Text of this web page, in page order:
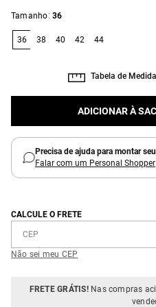
Tamanho: 36
36 38 40 42 44
Tabela de
ADICIONAR À
Precisa de ajuda para montar
Falar com um Personal Shopper
CALCULE O FRETE
Não sei meu CEP
FRETE GRÁTIS!Nas compras